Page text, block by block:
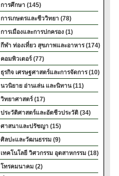
การศึกษา (145)
การเกษตรและชีววิทยา (78)
การเมืองและการปกครอง (1)
กีฬา ท่องเที่ยว สุขภาพและอาหาร (174)
คอมพิวเตอร์ (77)
ธุรกิจ เศรษฐศาสตร์และการจัดการ (10)
นวนิยาย อ่านเล่น และนิทาน (11)
วิทยาศาสตร์ (17)
ประวัติศาสตร์และอัตชีวประวัติ (34)
ศาสนาและปรัชญา (15)
ศิลปะและวัฒนธรรม (9)
เทคโนโลยี วิศวกรรม อุตสาหกรรม (18)
โทรคมนาคม (2)